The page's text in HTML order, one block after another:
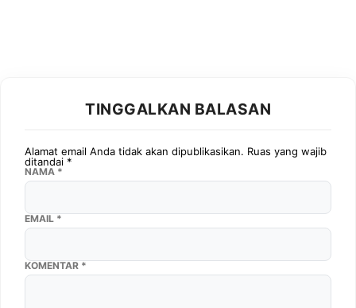
TINGGALKAN BALASAN
Alamat email Anda tidak akan dipublikasikan. Ruas yang wajib
ditandai *
KOMENTAR *
NAMA *
EMAIL *